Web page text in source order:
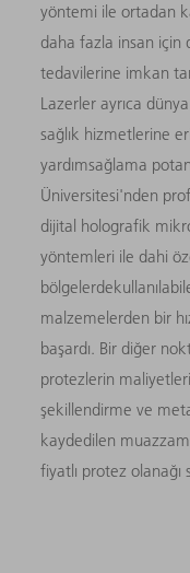
yöntemi ile ortadan
daha fazla insan
tedavilerine imkan
Lazerler ayrıca
sağlık hizmetlerine
yardımsağlama
Üniversitesi'nden
dijital holografik
yöntemleri ile dahi
malzemelerden bir
başardı. Bir diğer
protezlerin
şekillendirme ve
kaydedilen
fiyatlı protez olanağı